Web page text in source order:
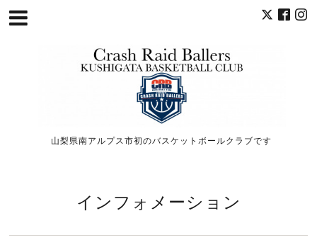
山梨県南アルプス市初のバスケットボールクラブです
インフォメーション